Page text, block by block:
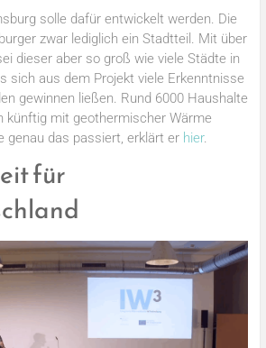
solle dafür entwickelt werden. Die
zwar lediglich ein Stadtteil. Mit über
dieser aber so groß wie viele Städte in
sich aus dem Projekt viele Erkenntnisse
gewinnen ließen. Rund 6000 Haushalte
künftig mit geothermischer Wärme
genau das passiert, erklärt er hier.
für